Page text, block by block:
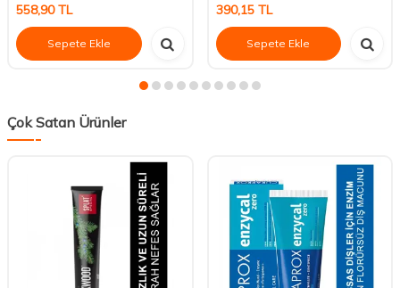
558,90TL
Sepete Ekle
390,15TL
Sepete Ekle
Çok Satan Ürünler